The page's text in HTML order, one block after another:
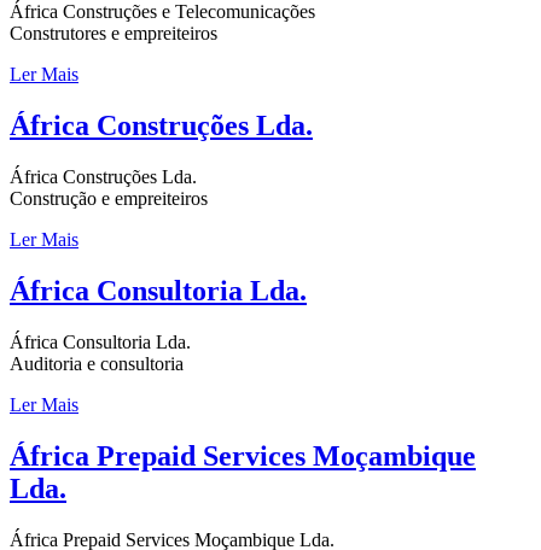
África Construções e Telecomunicações
Construtores e empreiteiros
Ler Mais
África Construções Lda.
África Construções Lda.
Construção e empreiteiros
Ler Mais
África Consultoria Lda.
África Consultoria Lda.
Auditoria e consultoria
Ler Mais
África Prepaid Services Moçambique
Lda.
África Prepaid Services Moçambique Lda.